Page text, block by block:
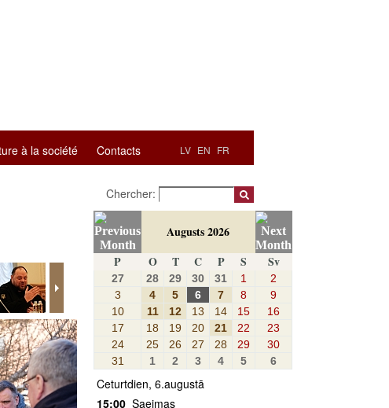
LV EN FR
à la société Contacts
Chercher:
Augusts 2026
P
O T C P S Sv
27 28 29 30 31 1
2
3
4 5 6 7 8
9
10
11 12 13 14 15
16
17
18 19 20 21 22
23
24
25 26 27 28 29
30
31
1 2 3 4 5 6
Ceturtdien, 6.augustā
15:00 Saeimas